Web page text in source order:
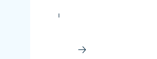
çalışmaları